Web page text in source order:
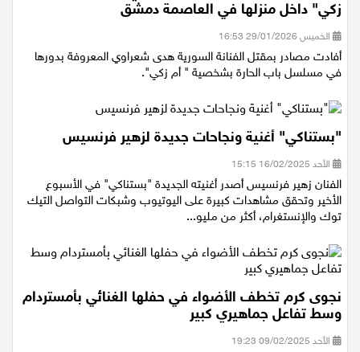
زكي" داخل منزلها في العاصمة دمشق
الخميس 29/01/2026 16:53
أفادت مصادر بمقتل الفنانة السورية هدى شعراوي المعروفة بدورها
في مسلسل باب الحارة بشخصية " أم زكي".
"بستناكي" أغنية ونجاحات جديدة لزهير فرنسيس
الأحد 16/02/2025 15:15
الفنان زهير فرنسيس أصدر أغنيته الجديدة "بستناكي" في الأسبوع
الأخير وتحقق مشاهدات كبيرة على اليوتيوب وشبكات التواصل التيك
توك والإنستغرام، أكثر من مليو...
نجوى كرم تخطف الأضواء في حفلها الغنائي بأمستردام
وسط تفاعل جماهيري كبير
الأحد 09/02/2025 19:23